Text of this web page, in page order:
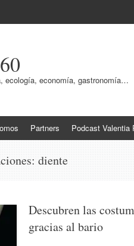
ecología, economía, gastronomía…
Partners Podcast Valentia
diente
Descubren las
gracias al bario